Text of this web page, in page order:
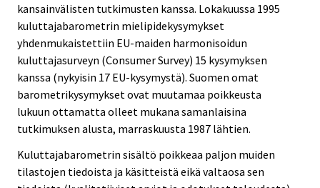
kansainvälisten tutkimusten kanssa. Lokakuussa 1995
kuluttajabarometrin mielipidekysymykset
yhdenmukaistettiin EU-maiden harmonisoidun
kuluttajasurveyn (Consumer Survey) 15 kysymyksen
kanssa (nykyisin 17 EU-kysymystä). Suomen omat
barometrikysymykset ovat muutamaa poikkeusta
lukuun ottamatta olleet mukana samanlaisina
tutkimuksen alusta, marraskuusta 1987 lähtien.
Kuluttajabarometrin sisältö poikkeaa paljon muiden
tilastojen tiedoista ja käsitteistä eikä valtaosa sen